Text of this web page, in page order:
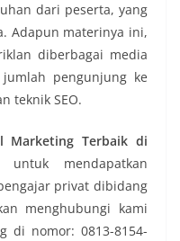
dari peserta, yang
Adapun materinya ini,
diberbagai media
pengunjung ke
teknik SEO.
Marketing Terbaik di
mendapatkan
privat dibidang
menghubungi kami
di nomor: 0813-8154-